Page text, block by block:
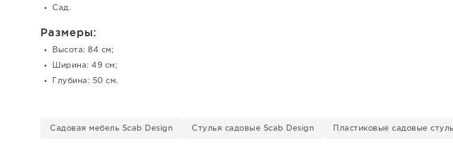
Сад.
Размеры:
Высота: 84 см;
Ширина: 49 см;
Глубина: 50 см.
Садовая мебель Scab Design Стулья садовые Scab Design Пластиковые садовые